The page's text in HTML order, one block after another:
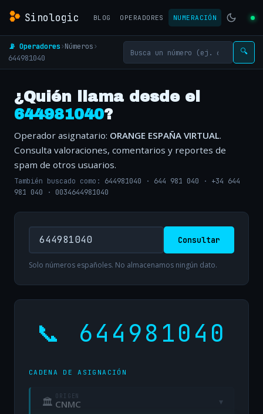
Sinologic BLOG OPERADORES NUMERACIÓN
📡 Operadores›Números›
644981040
🔍
¿Quién llama desde el
644981040?
Operador asignatario: ORANGE ESPAÑA VIRTUAL.
Consulta valoraciones, comentarios y reportes de
spam de otros usuarios.
También buscado como: 644981040 · 644 981 040 · +34 644
981 040 · 0034644981040
Consultar
Solo números españoles. No almacenamos ningún dato.
📞 644981040
CADENA DE ASIGNACIÓN
🏛 ORIGEN
CNMC ▾